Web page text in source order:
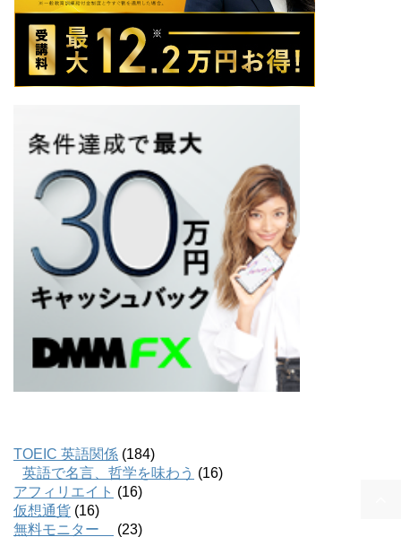
TOEIC 英語関係 (184)
英語で名言、哲学を味わう (16)
アフィリエイト (16)
仮想通貨 (16)
無料モニター
(23)